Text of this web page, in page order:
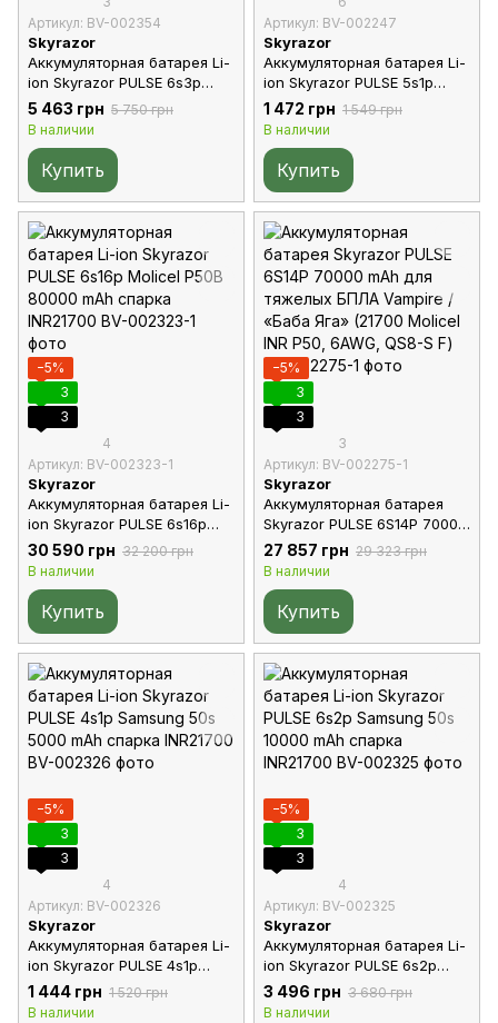
Артикул: BV-002354
Skyrazor
Аккумуляторная батарея Li-
ion Skyrazor PULSE 6s3p
Molicel P50B 15000 mAh
спарка INR21700
5 463 грн 5 750 грн
В наличии
Купить
Артикул: BV-002247
Skyrazor
Аккумуляторная батарея Li-
ion Skyrazor PULSE 5s1p
Samsung 50s 5000 mAh
спарка INR21700
1 472 грн 1 549 грн
В наличии
Купить
−5%
3
3
4
Артикул: BV-002323-1
Skyrazor
Аккумуляторная батарея Li-
ion Skyrazor PULSE 6s16p
Molicel P50B 80000 mAh
спарка INR21700
30 590 грн 32 200 грн
В наличии
Купить
−5%
3
3
3
Артикул: BV-002275-1
Skyrazor
Аккумуляторная батарея
Skyrazor PULSE 6S14P 70000
mAh для тяжелых БПЛА
Vampire / «Баба Яга» (21700
S F)
27 857 грн 29 323 грн
В наличии
Купить
−5%
3
3
4
Артикул: BV-002326
Skyrazor
Аккумуляторная батарея Li-
ion Skyrazor PULSE 4s1p
Samsung 50s 5000 mAh
спарка INR21700
1 444 грн 1 520 грн
В наличии
−5%
3
3
4
Артикул: BV-002325
Skyrazor
Аккумуляторная батарея Li-
ion Skyrazor PULSE 6s2p
Samsung 50s 10000 mAh
спарка INR21700
3 496 грн 3 680 грн
В наличии